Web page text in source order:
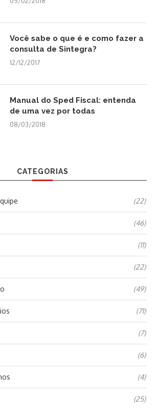
Você sabe o que é e como fazer a
consulta de Sintegra?
12/12/2017
Manual do Sped Fiscal: entenda
de uma vez por todas
08/03/2018
CATEGORIAS
(22)
(46)
(11)
(22)
(49)
(71)
(7)
(6)
(4)
(25)